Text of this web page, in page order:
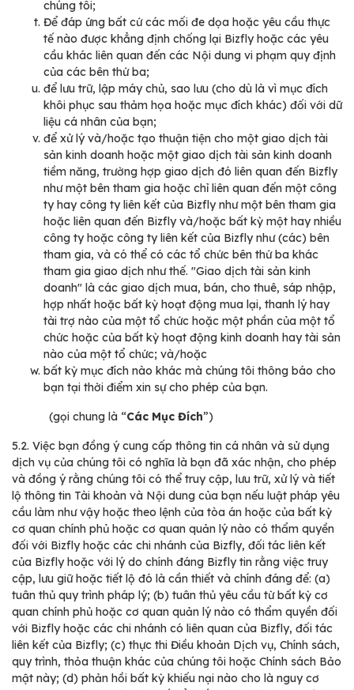
chúng tôi;
Để đáp ứng bất cứ các mối đe dọa hoặc yêu cầu thực
tế nào được khẳng định chống lại Bizfly hoặc các yêu
cầu khác liên quan đến các Nội dung vi phạm quy định
của các bên thứ ba;
để lưu trữ, lập máy chủ, sao lưu (cho dù là vì mục đích
khôi phục sau thảm họa hoặc mục đích khác) đối với dữ
liệu cá nhân của bạn;
để xử lý và/hoặc tạo thuận tiện cho một giao dịch tài
sản kinh doanh hoặc một giao dịch tài sản kinh doanh
tiềm năng, trường hợp giao dịch đó liên quan đến Bizfly
như một bên tham gia hoặc chỉ liên quan đến một công
ty hay công ty liên kết của Bizfly như một bên tham gia
hoặc liên quan đến Bizfly và/hoặc bất kỳ một hay nhiều
công ty hoặc công ty liên kết của Bizfly như (các) bên
tham gia, và có thể có các tổ chức bên thứ ba khác
tham gia giao dịch như thế. "Giao dịch tài sản kinh
doanh" là các giao dịch mua, bán, cho thuê, sáp nhập,
hợp nhất hoặc bất kỳ hoạt động mua lại, thanh lý hay
tài trợ nào của một tổ chức hoặc một phần của một tổ
chức hoặc của bất kỳ hoạt động kinh doanh hay tài sản
nào của một tổ chức; và/hoặc
bất kỳ mục đích nào khác mà chúng tôi thông báo cho
bạn tại thời điểm xin sự cho phép của bạn.
(gọi chung là “Các Mục Đích”)
5.2. Việc bạn đồng ý cung cấp thông tin cá nhân và sử dụng
dịch vụ của chúng tôi có nghĩa là bạn đã xác nhận, cho phép
và đồng ý rằng chúng tôi có thể truy cập, lưu trữ, xử lý và tiết
lộ thông tin Tài khoản và Nội dung của bạn nếu luật pháp yêu
cầu làm như vậy hoặc theo lệnh của tòa án hoặc của bất kỳ
cơ quan chính phủ hoặc cơ quan quản lý nào có thẩm quyền
đối với Bizfly hoặc các chi nhánh của Bizfly, đối tác liên kết
của Bizfly hoặc với lý do chính đáng Bizfly tin rằng việc truy
cập, lưu giữ hoặc tiết lộ đó là cần thiết và chính đáng để: (a)
tuân thủ quy trình pháp lý; (b) tuân thủ yêu cầu từ bất kỳ cơ
quan chính phủ hoặc cơ quan quản lý nào có thẩm quyền đối
với Bizfly hoặc các chi nhánh có liên quan của Bizfly, đối tác
liên kết của Bizfly; (c) thực thi Điều khoản Dịch vụ, Chính sách,
quy trình, thỏa thuận khác của chúng tôi hoặc Chính sách Bảo
mật này; (d) phản hồi bất kỳ khiếu nại nào cho là nguy cơ